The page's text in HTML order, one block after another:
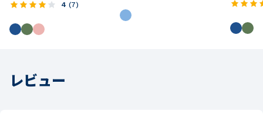
4 (7)
レビュー